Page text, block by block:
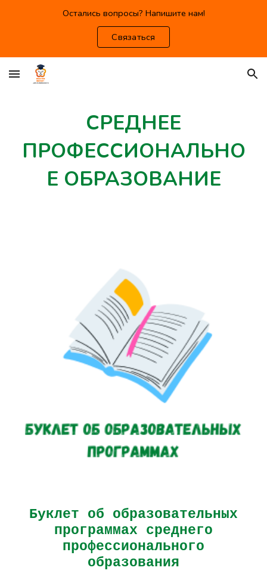
Остались вопросы? Напишите нам!
Связаться
СРЕДНЕЕ
ПРОФЕССИОНАЛЬНО
Е ОБРАЗОВАНИЕ
Буклет об образовательных
программах среднего
профессионального
образования